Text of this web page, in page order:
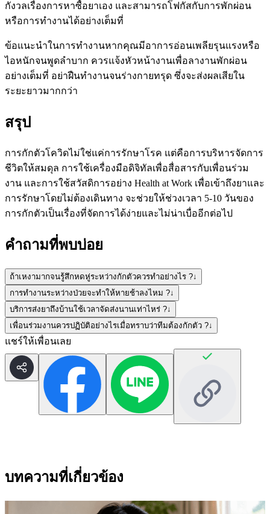
กังวลเรื่องการหาซื้อยาเอง และสามารถโฟกัสกับการพักผ่อน
หรือการทำงานได้อย่างเต็มที่
ข้อแนะนำในการทำงานหากคุณมีอาการอ่อนเพลียรุนแรงหรือ
ไอหนักจนพูดลำบาก ควรแจ้งหัวหน้างานเพื่อลางานพักผ่อน
อย่างเต็มที่ อย่าฝืนทำงานจนร่างกายทรุด ซึ่งจะส่งผลเสียใน
ระยะยาวมากกว่า
สรุป
การกักตัวโควิดไม่ใช่แค่การรักษาโรค แต่คือการบริหารจัดการ
ชีวิตให้สมดุล การใช้เครื่องมือดิจิทัลเพื่อสื่อสารกับเพื่อนร่วม
งาน และการใช้สวัสดิการอย่าง Health at Work เพื่อเข้าถึงยาและ
การรักษาโดยไม่ต้องเดินทาง จะช่วยให้ช่วงเวลา 5-10 วันของ
การกักตัวเป็นเรื่องที่จัดการได้ง่ายและไม่น่าเบื่ออีกต่อไป
คำถามที่พบบ่อย
ถ้าเหงามากจนรู้สึกหดหู่ระหว่างกักตัวควรทำอย่างไร ?↓
การทำงานระหว่างป่วยจะทำให้หายช้าลงไหม ?↓
บริการส่งยาถึงบ้านใช้เวลาจัดส่งนานเท่าไหร่ ?↓
เพื่อนร่วมงานควรปฏิบัติอย่างไรเมื่อทราบว่าทีมต้องกักตัว ?↓
แชร์ให้เพื่อนเลย
บทความที่เกี่ยวข้อง